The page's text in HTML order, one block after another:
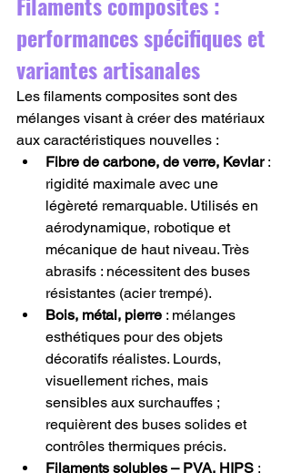
performances spécifiques et
variantes artisanales
Les filaments composites sont des
mélanges visant à créer des matériaux
aux caractéristiques nouvelles :
Fibre de carbone, de verre, Kevlar :
rigidité maximale avec une
légèreté remarquable. Utilisés en
aérodynamique, robotique et
mécanique de haut niveau. Très
abrasifs : nécessitent des buses
résistantes (acier trempé).
Bois, métal, pierre : mélanges
esthétiques pour des objets
décoratifs réalistes. Lourds,
visuellement riches, mais
sensibles aux surchauffes ;
requièrent des buses solides et
contrôles thermiques précis.
Filaments solubles – PVA, HIPS :